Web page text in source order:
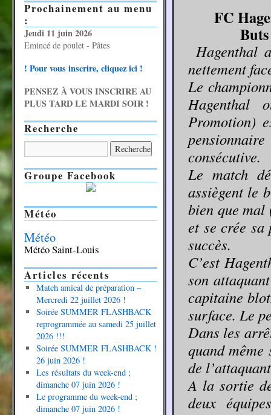
FC
Hagenthal
nettement
Le
Hagenthal
Promotion)
consécutive.
Le match
assiègent le
bien que mal
et se crée
succès.
C’est
son
capitaine
surface. Le
Dans les
quand
de
A la sortie
deux
Prochainement au menu
:
Jeudi 11 juin 2026
Emincé de poulet - Pâtes
! Pour vous inscrire, cliquez ici !
PENSEZ À VOUS INSCRIRE AU
PLUS TARD LE MARDI SOIR !
Recherche
Groupe Facebook
Météo
Météo
Météo Saint-Louis
Articles récents
Match amical de préparation –
Mercredi 22 juillet 2026 !
Soirée SUMMER FLASHBACK
reprogrammée au samedi 25 juillet
2026 !!!
Soirée SUMMER FLASHBACK !
26 juin 2026 !
Les résultats du week-end ;
dimanche 07 juin 2026 !
Le programme du week-end ;
dimanche 07 juin 2026 !